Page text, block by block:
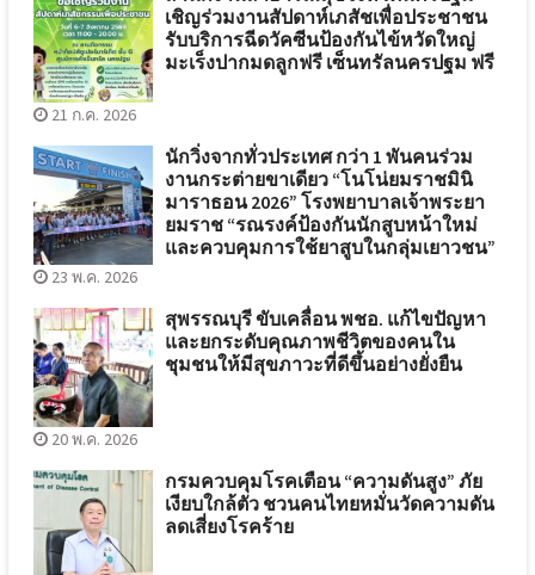
เชิญร่วมงานสัปดาห์เภสัชเพื่อประชาชน
รับบริการฉีดวัคซีนป้องกันไข้หวัดใหญ่
มะเร็งปากมดลูกฟรี เซ็นทรัลนครปฐม ฟรี
21 ก.ค. 2026
นักวิ่งจากทั่วประเทศ กว่า 1 พันคนร่วม
งานกระต่ายขาเดียว “โนโน่ยมราชมินิ
มาราธอน 2026” โรงพยาบาลเจ้าพระยา
ยมราช “รณรงค์ป้องกันนักสูบหน้าใหม่
และควบคุมการใช้ยาสูบในกลุ่มเยาวชน”
23 พ.ค. 2026
สุพรรณบุรี ขับเคลื่อน พชอ. แก้ไขปัญหา
และยกระดับคุณภาพชีวิตของคนใน
ชุมชนให้มีสุขภาวะที่ดีขึ้นอย่างยั่งยืน
20 พ.ค. 2026
กรมควบคุมโรคเตือน “ความดันสูง” ภัย
เงียบใกล้ตัว ชวนคนไทยหมั่นวัดความดัน
ลดเสี่ยงโรคร้าย